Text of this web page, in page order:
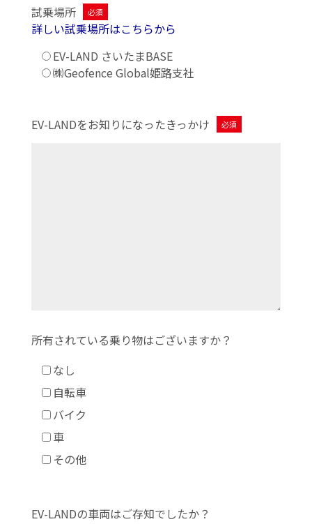
試乗場所 必須
詳しい試乗場所はこちらから
EV-LAND さいたまBASE
㈱Geofence Global姫路支社
EV-LANDをお知りになったきっかけ 必須
所有されている乗り物はございますか？
なし
自転車
バイク
車
その他
EV-LANDの車両はご存知でしたか？